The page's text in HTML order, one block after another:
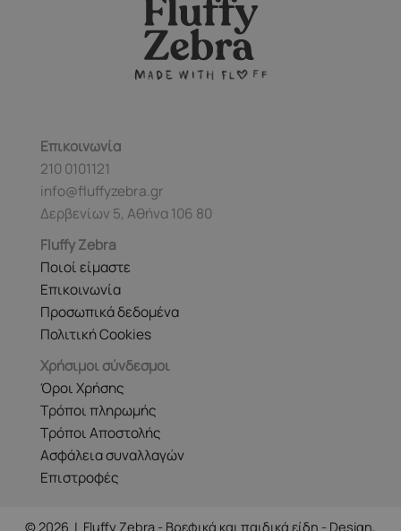
Επικοινωνία
210 0101121
info@fluffyzebra.gr
Δερβενίων 5, Αθήνα 106 80
Fluffy Zebra
Ποιοί είμαστε
Επικοινωνία
Προσωπικά δεδομένα
Πολιτική Cookies
Χρήσιμοι σύνδεσμοι
Όροι Χρήσης
Τρόποι πληρωμής
Τρόποι Αποστολής
Ασφάλεια συναλλαγών
Επιστροφές
© 2026 | Fluffy Zebra - Βρεφικά και παιδικά είδη - Design,